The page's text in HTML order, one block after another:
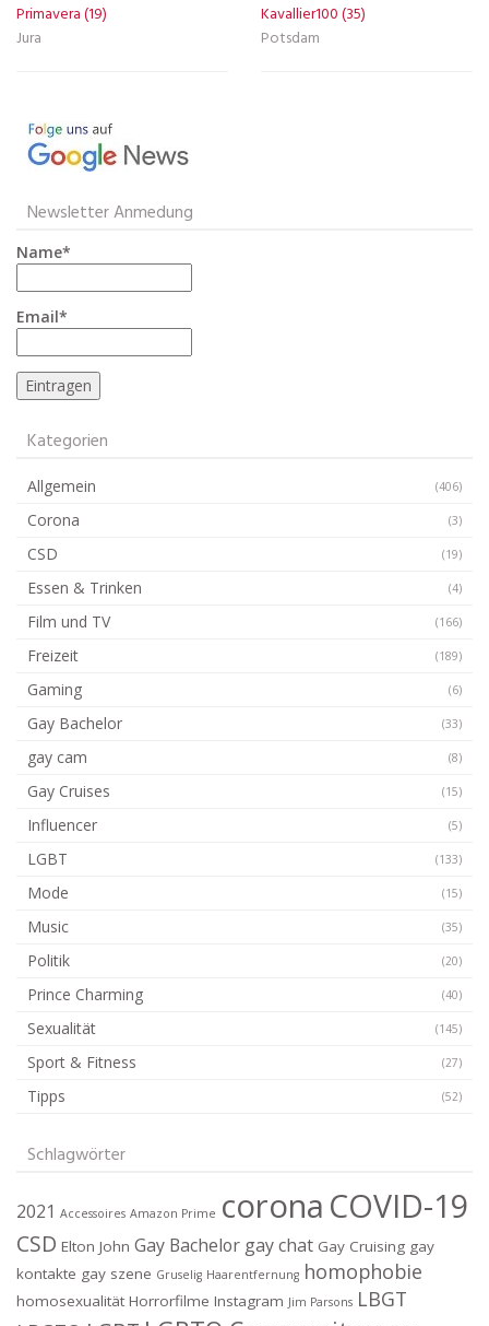
Primavera (19)
Jura
Kavallier100 (35)
Potsdam
Newsletter Anmedung
Name*
Email*
Kategorien
Allgemein (406)
Corona (3)
CSD (19)
Essen & Trinken (4)
Film und TV (166)
Freizeit (189)
Gaming (6)
Gay Bachelor (33)
gay cam (8)
Gay Cruises (15)
Influencer (5)
LGBT (133)
Mode (15)
Music (35)
Politik (20)
Prince Charming (40)
Sexualität (145)
Sport & Fitness (27)
Tipps (52)
Schlagwörter
2021 Accessoires Amazon Prime corona COVID-19
CSD Elton John Gay Bachelor gay chat Gay Cruising gay
kontakte gay szene Gruselig Haarentfernung homophobie
homosexualität Horrorfilme Instagram Jim Parsons LBGT